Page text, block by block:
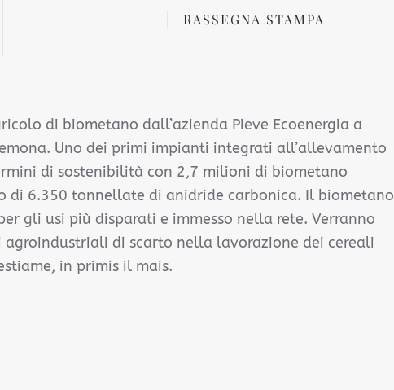
RASSEGNA STAMPA
di biometano dall’azienda Pieve Ecoenergia a
Uno dei primi impianti integrati all’allevamento
di sostenibilità con 2,7 milioni di biometano
di 6.350 tonnellate di anidride carbonica. Il biometano
gli usi più disparati e immesso nella rete. Verranno
di scarto nella lavorazione dei cereali
in primis il mais.